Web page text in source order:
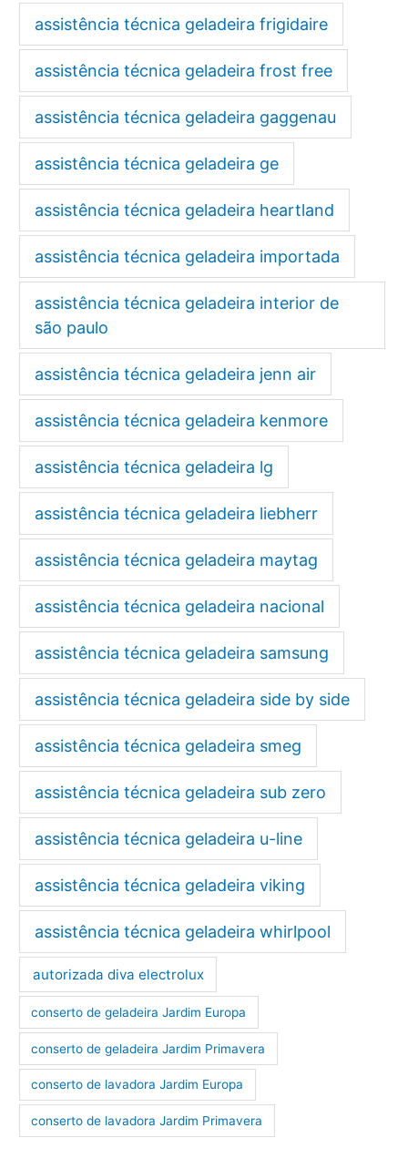
assistência técnica geladeira frigidaire
assistência técnica geladeira frost free
assistência técnica geladeira gaggenau
assistência técnica geladeira ge
assistência técnica geladeira heartland
assistência técnica geladeira importada
assistência técnica geladeira interior de
são paulo
assistência técnica geladeira jenn air
assistência técnica geladeira kenmore
assistência técnica geladeira lg
assistência técnica geladeira liebherr
assistência técnica geladeira maytag
assistência técnica geladeira nacional
assistência técnica geladeira samsung
assistência técnica geladeira side by side
assistência técnica geladeira smeg
assistência técnica geladeira sub zero
assistência técnica geladeira u-line
assistência técnica geladeira viking
assistência técnica geladeira whirlpool
autorizada diva electrolux
conserto de geladeira Jardim Europa
conserto de geladeira Jardim Primavera
conserto de lavadora Jardim Europa
conserto de lavadora Jardim Primavera